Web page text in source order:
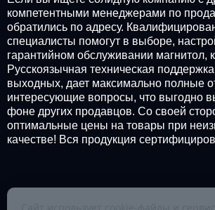
компетентными менеджерами по
обратились по адресу.
специалисты помогут в выборе,
гарантийном обслуживании магнитол,
Русскоязычная техническая
выходных, дает максимально полные
интересующие вопросы, что выгодно
фоне других продавцов. Со своей
оптимальные цены на товары при
качестве! Вся продукция